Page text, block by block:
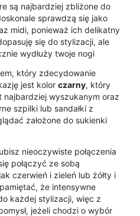
są najbardziej zbliżone do
sprawdzą się jako
midi, ponieważ ich delikatny
się do stylizacji, ale
wydłuży twoje nogi
który zdecydowanie
jest kolor czarny, który
wyszukanym oraz
szpilki lub sandałki z
założone do sukienki
nieoczywiste połączenia
połączyć ze sobą
czerwień i zieleń lub żółty i
że intensywne
każdej stylizacji, więc z
jeżeli chodzi o wybór